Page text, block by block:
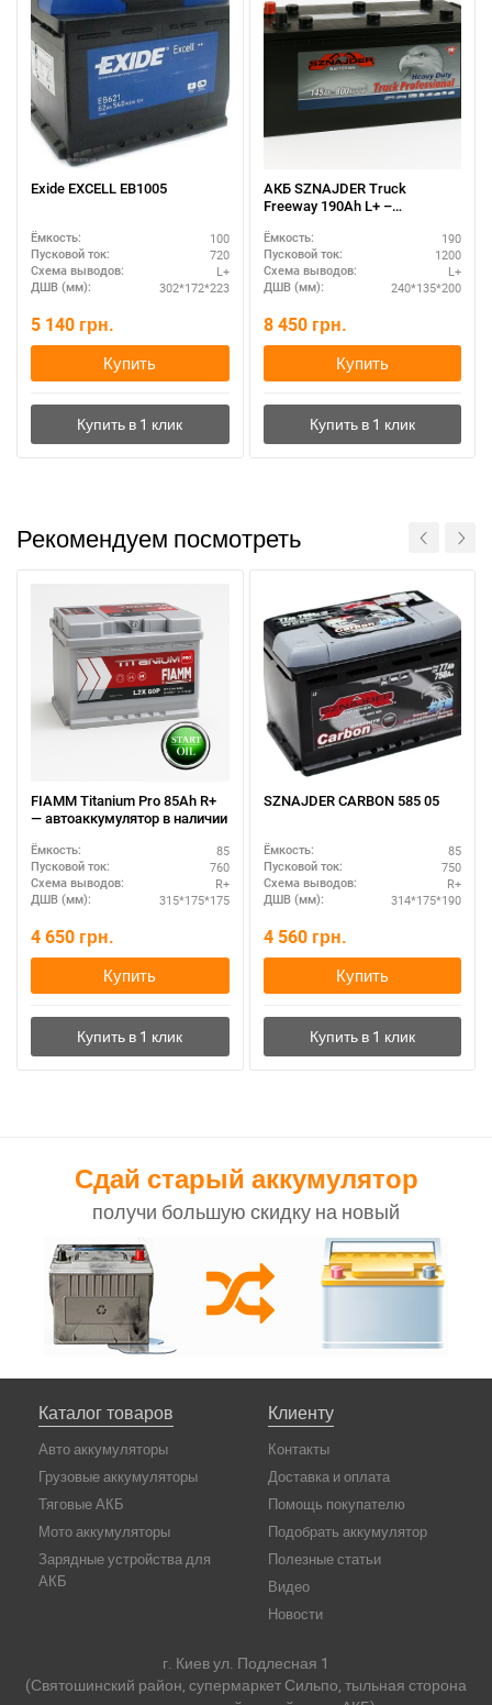
Exide EXCELL EB1005
Ёмкость: 100
Пусковой ток: 720
Схема выводов: L+
ДШВ (мм): 302*172*223
5 140 грн.
Купить
АКБ SZNAJDER Truck
Freeway 190Ah L+ –
Ёмкость: 190
Пусковой ток: 1200
Схема выводов: L+
ДШВ (мм): 240*135*200
8 450 грн.
Купить
Рекомендуем посмотреть
FIAMM Titanium Pro 85Ah R+
— автоаккумулятор в наличии
Ёмкость: 85
Пусковой ток: 760
Схема выводов: R+
ДШВ (мм): 315*175*175
4 650 грн.
Купить
SZNAJDER CARBON 585 05
Ёмкость: 85
Пусковой ток: 750
Схема выводов: R+
ДШВ (мм): 314*175*190
4 560 грн.
Купить
Сдай старый аккумулятор
получи большую скидку на новый
Каталог товаров
Авто аккумуляторы
Грузовые аккумуляторы
Тяговые АКБ
Мото аккумуляторы
Зарядные устройства для
АКБ
Клиенту
Контакты
Доставка и оплата
Помощь покупателю
Подобрать аккумулятор
Полезные статьи
Видео
Новости
г. Киев ул. Подлесная 1
(Святошинский район, супермаркет Сильпо, тыльная сторона
При отсутствии связи - пишите, звоните в Viber /
Telegram (093) 600-51-11
Написать в Viber Написать в Telegram